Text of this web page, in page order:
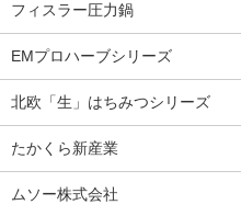
フィスラー圧力鍋
EMプロハーブシリーズ
北欧「生」はちみつシリーズ
たかくら新産業
ムソー株式会社